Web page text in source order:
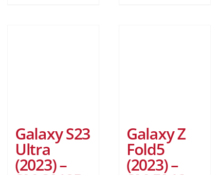
Galaxy S23
Ultra
(2023) –
Galaxy Z
Fold5
(2023) –